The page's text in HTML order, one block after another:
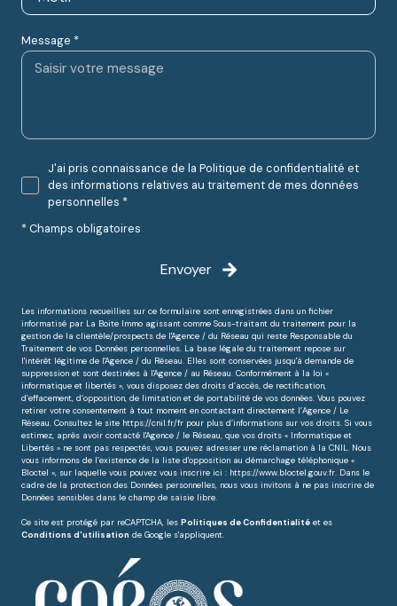
Message *
J'ai pris connaissance de la Politique de confidentialité et
des informations relatives au traitement de mes données
personnelles *
* Champs obligatoires
Envoyer
Les informations recueillies sur ce formulaire sont enregistrées dans un fichier
informatisé par La Boite Immo agissant comme Sous-traitant du traitement pour la
gestion de la clientèle/prospects de l'Agence / du Réseau qui reste Responsable du
Traitement de vos Données personnelles. La base légale du traitement repose sur
l'intérêt légitime de l'Agence / du Réseau. Elles sont conservées jusqu'à demande de
suppression et sont destinées à l'Agence / au Réseau. Conformément à la loi «
informatique et libertés », vous disposez des droits d’accès, de rectification,
d’effacement, d’opposition, de limitation et de portabilité de vos données. Vous pouvez
retirer votre consentement à tout moment en contactant directement l’Agence / Le
Réseau. Consultez le site https://cnil.fr/fr pour plus d’informations sur vos droits. Si vous
estimez, après avoir contacté l'Agence / le Réseau, que vos droits « Informatique et
Libertés » ne sont pas respectés, vous pouvez adresser une réclamation à la CNIL. Nous
vous informons de l’existence de la liste d'opposition au démarchage téléphonique «
Bloctel », sur laquelle vous pouvez vous inscrire ici : https://www.bloctel.gouv.fr. Dans le
cadre de la protection des Données personnelles, nous vous invitons à ne pas inscrire de
Données sensibles dans le champ de saisie libre.
Ce site est protégé par reCAPTCHA, les Politiques de Confidentialité et es
Conditions d'utilisation de Google s'appliquent.